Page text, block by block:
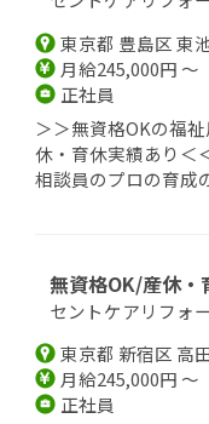
東京都 豊島区 東
月給245,000円 ～
正社員
＞＞無資格OKの福
休・育休実績あり＜
相談員のプロの育成
無資格OK/産休・
セントケアリフォ
東京都 新宿区 高
月給245,000円 ～
正社員